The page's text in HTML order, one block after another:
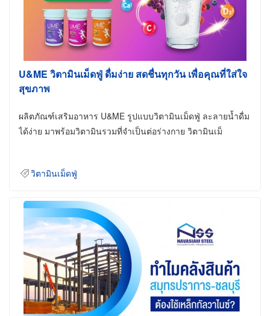
U&ME วิตามินเม็ดฟู่ ดื่มง่าย สดชื่นทุกวัน เพื่อคุณที่ใส่ใจ
สุขภาพ
ผลิตภัณฑ์เสริมอาหาร U&ME รูปแบบวิตามินเม็ดฟู่ ละลายน้ำดื่ม
ได้ง่าย มาพร้อมวิตามินรวมที่จำเป็นต่อร่างกาย วิตามินเม็
วิตามินเม็ดฟู่